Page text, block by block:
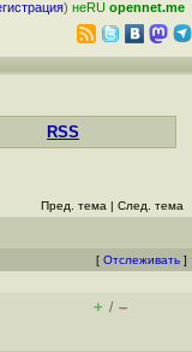
) неRU opennet.me
RSS
Пред. тема | След. тема
[ Отслеживать ]
+ / –